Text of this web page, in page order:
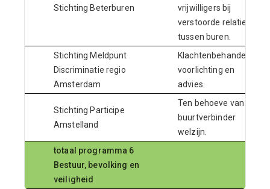
Stichting Beterburen
vrijwilligers bij
verstoorde relaties
tussen buren.
Stichting Meldpunt
Discriminatie regio
Amsterdam
Klachtenbehandeling,
voorlichting en
advies.
Stichting Participe
Amstelland
Ten behoeve van de
buurtverbinder
welzijn.
totaal programma 6
Bestuur, bevolking en
veiligheid